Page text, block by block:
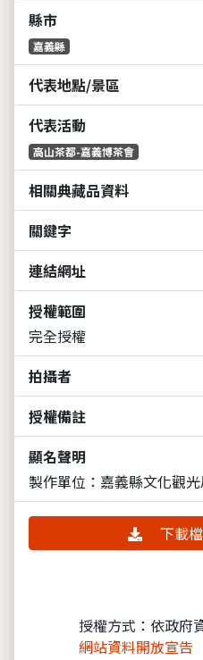
縣市
嘉義縣
代表地點/景區
代表活動
高山茶都-嘉義博茶會
相關典藏品資料
關鍵字
連結網址
授權範圍
完全授權
拍攝者
授權備註
顯名聲明
製作單位：嘉義縣文化觀
下載
授權方式：依政府
網站資料開放宣告